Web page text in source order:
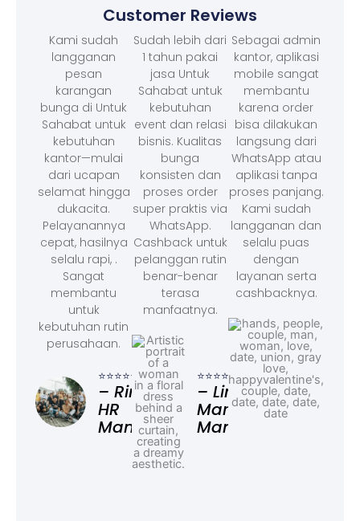
Customer Reviews
Kami sudah
langganan
pesan
karangan
bunga di Untuk
Sahabat untuk
kebutuhan
kantor—mulai
dari ucapan
selamat hingga
dukacita.
Pelayanannya
cepat, hasilnya
selalu rapi, .
Sangat
membantu
untuk
kebutuhan rutin
perusahaan.
⭐⭐⭐⭐⭐
– Rina,
HR
Manager
Sudah lebih dari
1 tahun pakai
jasa Untuk
Sahabat untuk
kebutuhan
event dan relasi
bisnis. Kualitas
bunga
konsisten dan
proses order
super praktis via
WhatsApp.
Cashback untuk
pelanggan rutin
benar-benar
terasa
manfaatnya.
⭐⭐⭐⭐⭐
– Linda,
Marketing
Manager
Sebagai admin
kantor, aplikasi
mobile sangat
membantu
karena order
bisa dilakukan
langsung dari
WhatsApp atau
aplikasi tanpa
proses panjang.
Kami sudah
langganan dan
selalu puas
dengan
layanan serta
cashbacknya.